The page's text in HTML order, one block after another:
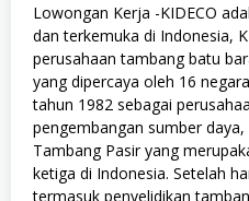
Lowongan Kerja -KIDECO
dan terkemuka di Indonesia,
perusahaan tambang batu
yang dipercaya oleh 16
tahun 1982 sebagai
pengembangan sumber
Tambang Pasir yang
ketiga di Indonesia. Setelah
termasuk penyelidikan